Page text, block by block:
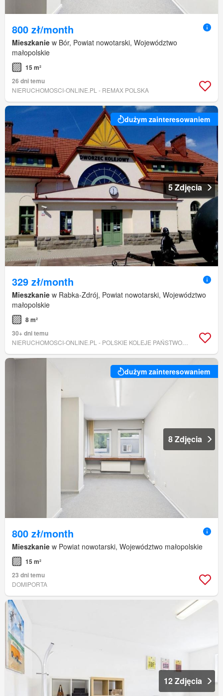
800 zł/month
Mieszkanie w Bór, Powiat nowotarski, Województwo
małopolskie
15 m²
26 dni temu
NIERUCHOMOSCI-ONLINE.PL - REMAX POLSKA
dużym zainteresowaniem
5 Zdjęcia
329 zł/month
Mieszkanie w Rabka-Zdrój, Powiat nowotarski, Województwo
małopolskie
8 m²
30+ dni temu
dużym zainteresowaniem
8 Zdjęcia
800 zł/month
Mieszkanie w Powiat nowotarski, Województwo małopolskie
15 m²
23 dni temu
DOMIPORTA
12 Zdjęcia